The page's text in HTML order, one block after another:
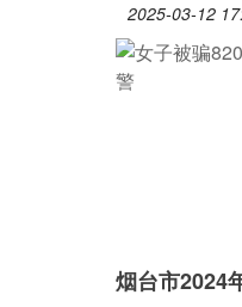
2025-03-12
烟台市2024